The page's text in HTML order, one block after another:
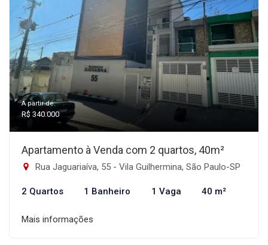
A partir de:
R$ 340.000
Apartamento à Venda com 2 quartos, 40m²
Rua Jaguariaíva, 55 - Vila Guilhermina, São Paulo-SP
2 Quartos 1 Banheiro 1 Vaga 40 m²
Mais informações